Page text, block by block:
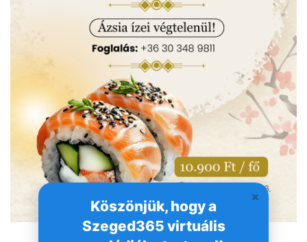
Köszönjük, hogy a
Szeged365 virtuális